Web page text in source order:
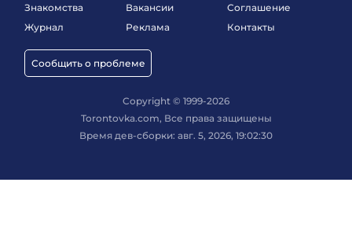
Знакомства
Журнал
Сообщить о проблеме
Вакансии
Реклама
Соглашение
Контакты
Copyright © 1999-2026
Torontovka.com, Все права защищены
Время дев-сборки: авг. 5, 2026, 19:02:30